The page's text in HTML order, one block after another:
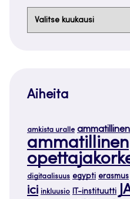
Aiheita
amkista uralle
ammatillinen
digitaalisuus egypti erasmus
ici inkluusio IT-instituutti